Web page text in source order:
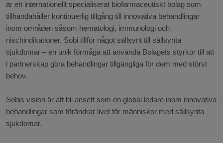
är ett internationellt specialiserat biofarmaceutiskt bolag som
tillhandahåller kontinuerlig tillgång till innovativa behandlingar
inom områden såsom hematologi, immunologi och
nischindikationer. Sobi tillför något sällsynt till sällsynta
sjukdomar – en unik förmåga att använda Bolagets styrkor till att
i partnerskap göra behandlingar tillgängliga för dem med störst
behov.
Sobis vision är att bli ansett som en global ledare inom innovativa
behandlingar som förändrar livet för människor med sällsynta
sjukdomar.